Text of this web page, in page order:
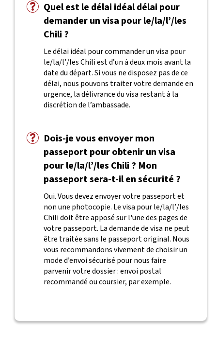
Quel est le délai idéal délai pour
demander un visa pour le/la/l’/les
Chili ?
Le délai idéal pour commander un visa pour
le/la/l’/les Chili est d’un à deux mois avant la
date du départ. Si vous ne disposez pas de ce
délai, nous pouvons traiter votre demande en
urgence, la délivrance du visa restant à la
discrétion de l’ambassade.
Dois-je vous envoyer mon
passeport pour obtenir un visa
pour le/la/l’/les Chili ? Mon
passeport sera-t-il en sécurité ?
Oui. Vous devez envoyer votre passeport et
non une photocopie. Le visa pour le/la/l’/les
Chili doit être apposé sur l'une des pages de
votre passeport. La demande de visa ne peut
être traitée sans le passeport original. Nous
vous recommandons vivement de choisir un
mode d’envoi sécurisé pour nous faire
parvenir votre dossier : envoi postal
recommandé ou coursier, par exemple.